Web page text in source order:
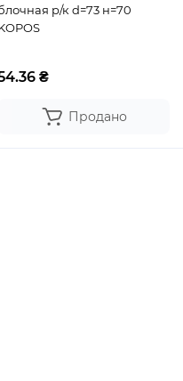
р/к d=73 н=70
₴
Продано